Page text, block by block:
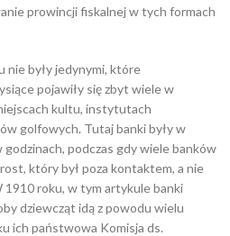
prowincji fiskalnej w tych formach
nie były jedynymi, które
pojawiły się zbyt wiele w
kultu, instytutach
golfowych. Tutaj banki były w
podczas gdy wiele banków
który był poza kontaktem, a nie
1910 roku, w tym artykule banki
dziewcząt idą z powodu wielu
ich państwowa Komisja ds.